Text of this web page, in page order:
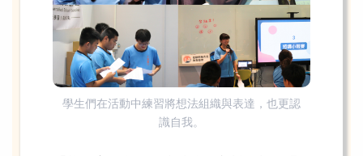
學生們在活動中練習將想法組織與表達，也更認
識自我。